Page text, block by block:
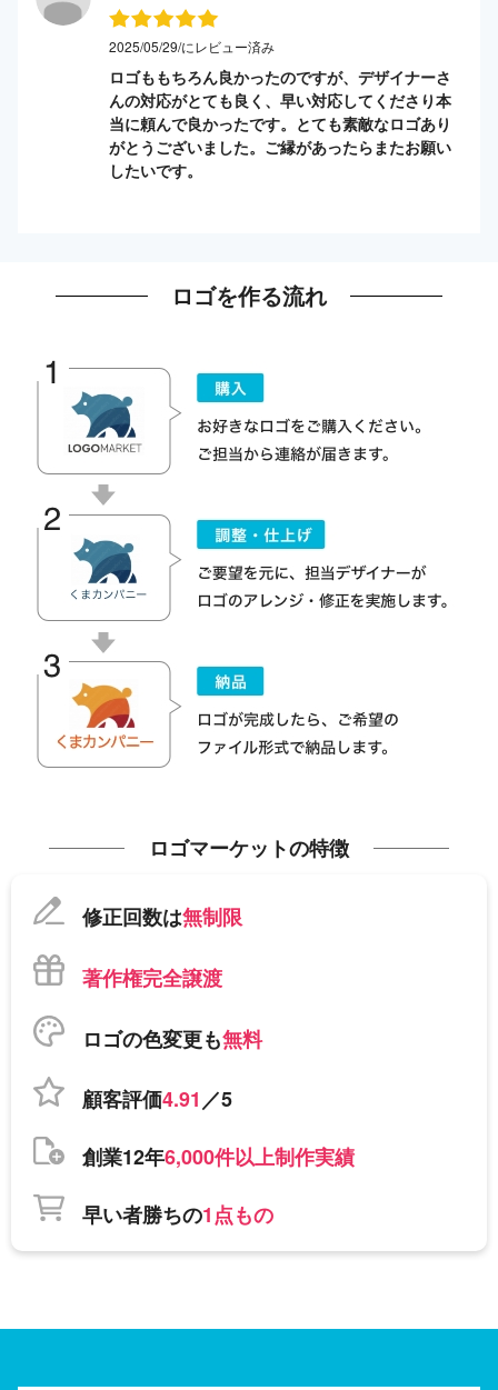
2025/05/29/にレビュー済み
ロゴももちろん良かったのですが、デザイナーさ
んの対応がとても良く、早い対応してくださり本
当に頼んで良かったです。とても素敵なロゴあり
がとうございました。ご縁があったらまたお願い
したいです。
ロゴを作る流れ
ロゴマーケットの特徴
修正回数は無制限
著作権完全譲渡
ロゴの色変更も無料
顧客評価4.91／5
創業12年6,000件以上制作実績
早い者勝ちの1点もの